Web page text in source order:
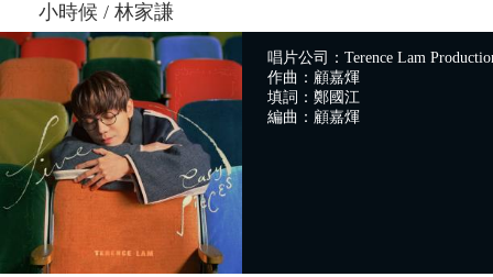
小時候 / 林家謙
唱片公司：Terence Lam
作曲：顧嘉煇
填詞：鄭國江
編曲：顧嘉煇